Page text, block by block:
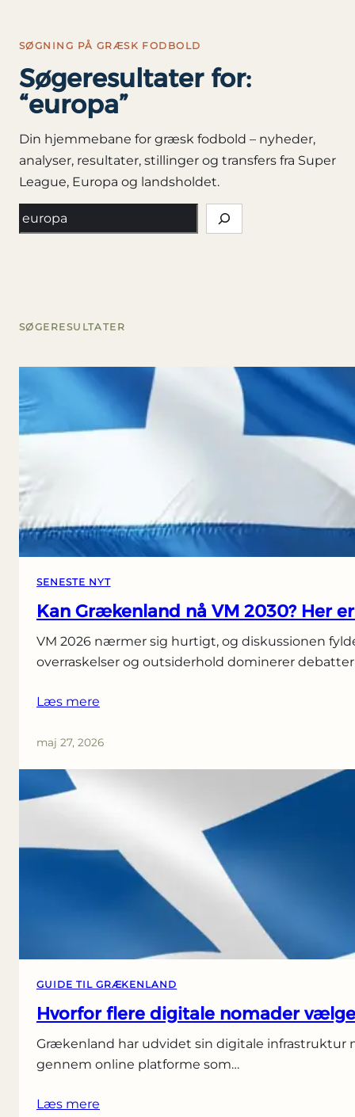
indhold
SØGNING PÅ GRÆSK FODBOLD
Søgeresultater for:
“europa”
Din hjemmebane for græsk fodbold – nyheder,
analyser, resultater, stillinger og transfers fra Super
League, Europa og landsholdet.
Søg
SØGERESULTATER
SENESTE NYT
Kan Grækenland nå VM 2030? Her
VM 2026 nærmer sig hurtigt, og diskussionen
overraskelser og outsiderhold dominerer
Læs mere
maj 27, 2026
GUIDE TIL GRÆKENLAND
Hvorfor flere digitale nomader
Grækenland har udvidet sin digitale infrastruktur
gennem online platforme som…
Læs mere